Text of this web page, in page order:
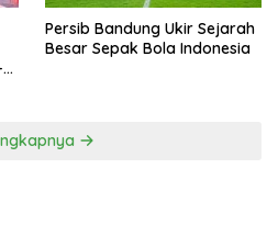
Persib Bandung Ukir Sejarah
Besar Sepak Bola Indonesia